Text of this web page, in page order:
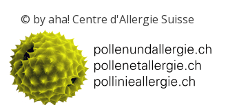
© by aha! Centre d'Allergie Suisse